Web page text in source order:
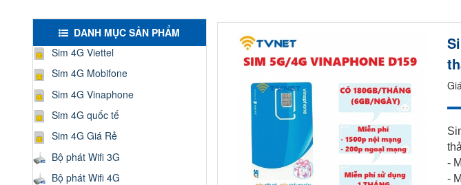
-
-
DANH MỤC SẢN PHẨM
Sim 4G Viettel
Sim 4G Mobifone
Sim 4G Vinaphone
Sim 4G quốc tế
Sim 4G Giá Rẻ
Bộ phát Wifi 3G
Bộ phát Wifi 4G